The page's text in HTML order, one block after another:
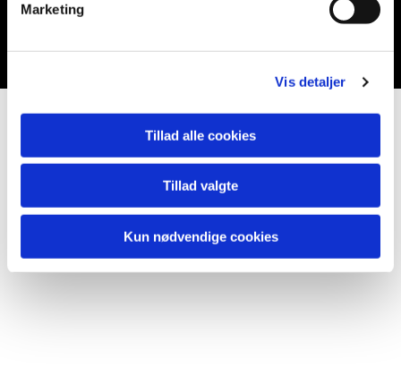
Marketing
Vis detaljer
Tillad alle cookies
Tillad valgte
Kun nødvendige cookies
Du vil måske også kunne lide...